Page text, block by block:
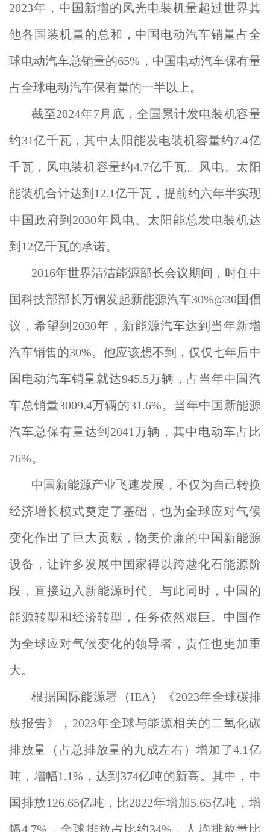
2023年，中国新增的风光电装机量超过世界其
他各国装机量的总和，中国电动汽车销量占全
球电动汽车总销量的65%，中国电动汽车保有量
占全球电动汽车保有量的一半以上。
截至2024年7月底，全国累计发电装机容量
约31亿千瓦，其中太阳能发电装机容量约7.4亿
千瓦，风电装机容量约4.7亿千瓦。风电、太阳
能装机合计达到12.1亿千瓦，提前约六年半实现
中国政府到2030年风电、太阳能总发电装机达
到12亿千瓦的承诺。
2016年世界清洁能源部长会议期间，时任中
国科技部部长万钢发起新能源汽车30%@30国倡
议，希望到2030年，新能源汽车达到当年新增
汽车销售的30%。他应该想不到，仅仅七年后中
国电动汽车销量就达945.5万辆，占当年中国汽
车总销量3009.4万辆的31.6%。当年中国新能源
汽车总保有量达到2041万辆，其中电动车占比
76%。
中国新能源产业飞速发展，不仅为自己转换
经济增长模式奠定了基础，也为全球应对气候
变化作出了巨大贡献，物美价廉的中国新能源
设备，让许多发展中国家得以跨越化石能源阶
段，直接迈入新能源时代。与此同时，中国的
能源转型和经济转型，任务依然艰巨。中国作
为全球应对气候变化的领导者，责任也更加重
大。
根据国际能源署（IEA）《2023年全球碳排
放报告》，2023年全球与能源相关的二氧化碳
排放量（占总排放量的九成左右）增加了4.1亿
吨，增幅1.1%，达到374亿吨的新高。其中，中
国排放126.65亿吨，比2022年增加5.65亿吨，增
幅4.7%，全球排放占比约34%，人均排放量比